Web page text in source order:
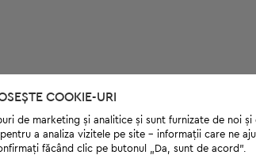
COOKIE-URI
de marketing și analitice și sunt furnizate de noi
a analiza vizitele pe site - informații care ne
făcând clic pe butonul „Da, sunt de acord”.